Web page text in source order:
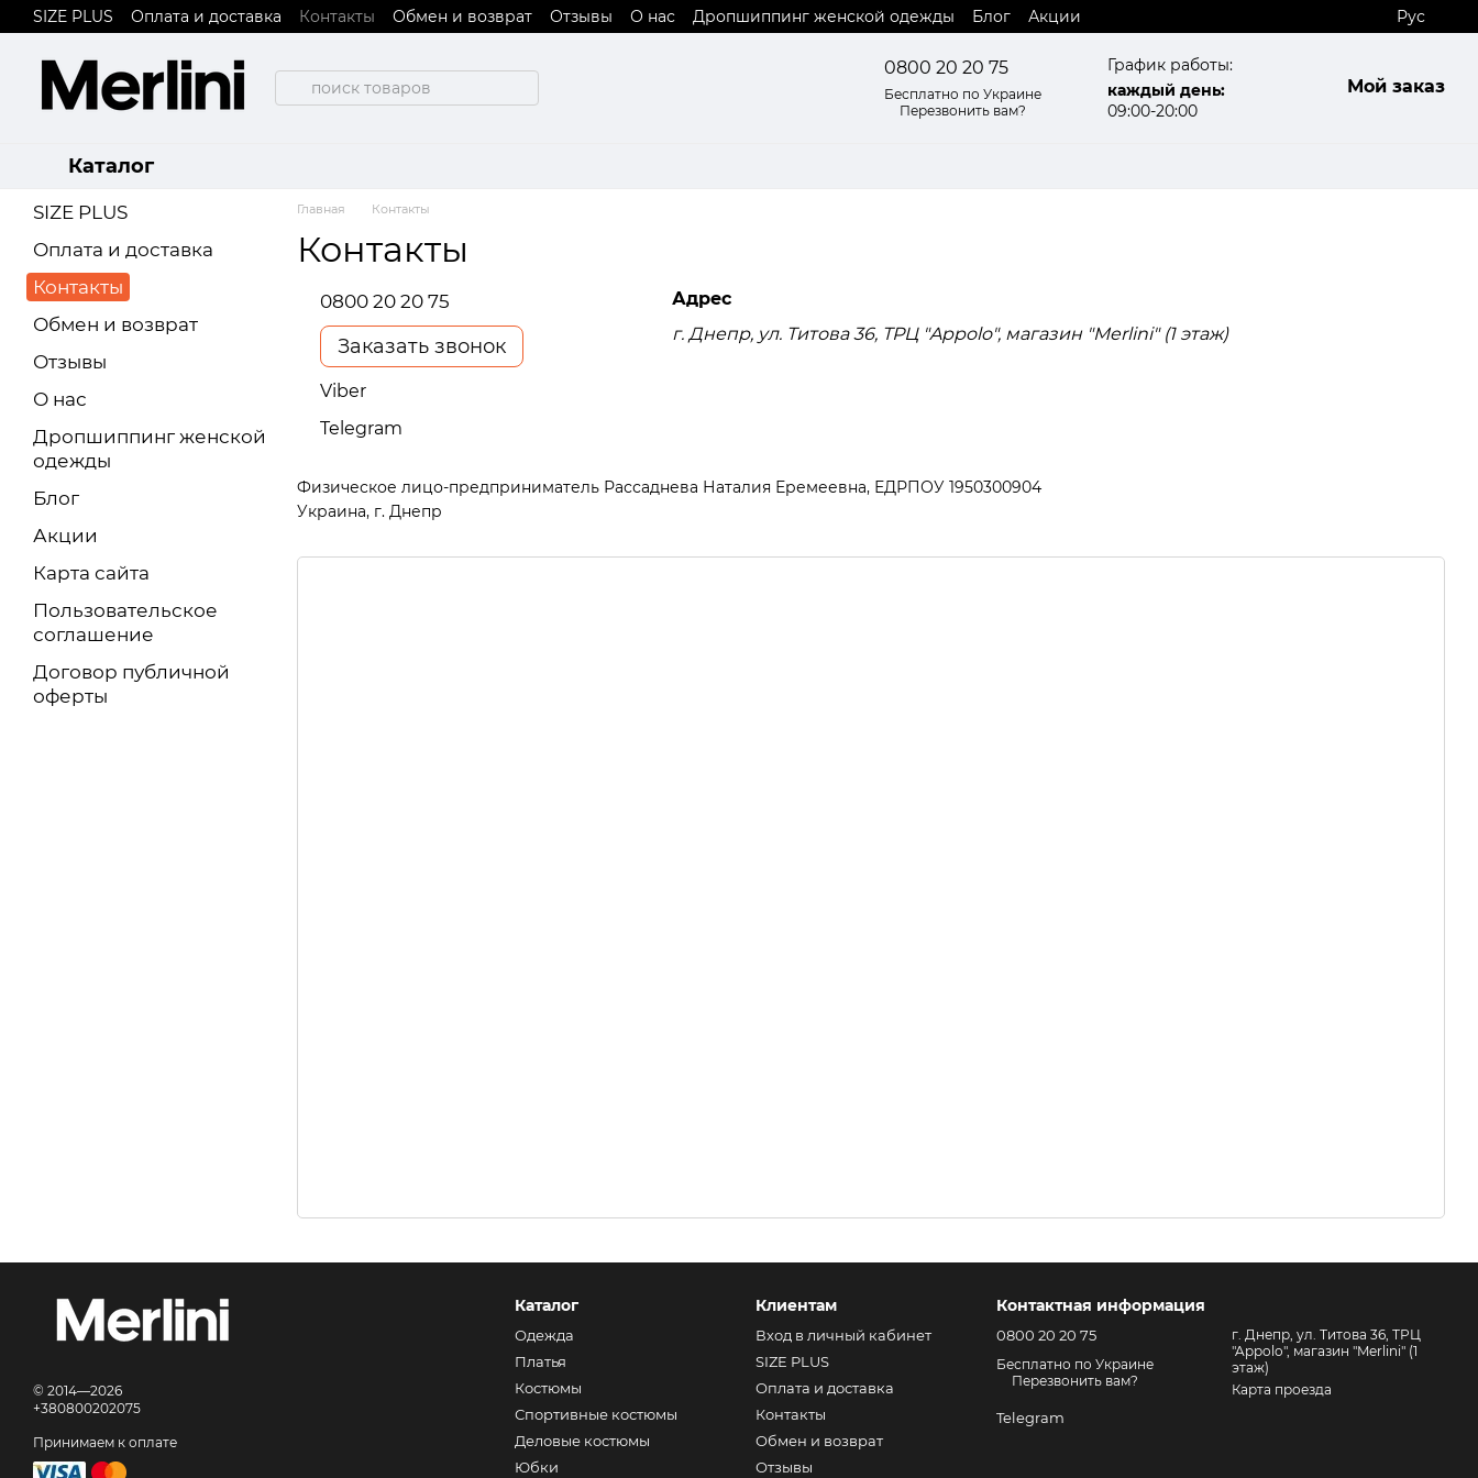
Перейти к основному контенту
SIZE PLUS Оплата и доставка Контакты Обмен и возврат Отзывы О нас Дропшиппинг женской одежды Блог
Акции
Пользовательское соглашение
Договор публичной оферты
Рус
0800 20 20 75
Бесплатно по Украине
Перезвонить вам?
График работы:
каждый день:
09:00-20:00
Мой заказ
Каталог
Главная Контакты
Контакты
0800 20 20 75
Заказать звонок
Viber
Telegram
Адрес
г. Днепр, ул. Титова 36, ТРЦ "Appolo", магазин "Merlini" (1 этаж)
Физическое лицо-предприниматель Рассаднева Наталия Еремеевна, ЕДРПОУ 1950300904
Украина, г. Днепр
SIZE PLUS
Оплата и доставка
Контакты
Обмен и возврат
Отзывы
О нас
Дропшиппинг женской
одежды
Блог
Акции
Карта сайта
Пользовательское
соглашение
Договор публичной
оферты
© 2014—2026
+380800202075
Принимаем к оплате
Каталог
Одежда
Платья
Костюмы
Спортивные костюмы
Деловые костюмы
Юбки
Клиентам
Вход в личный кабинет
SIZE PLUS
Оплата и доставка
Контакты
Обмен и возврат
Отзывы
Контактная информация
0800 20 20 75
Бесплатно по Украине
Перезвонить вам?
Telegram
г. Днепр, ул. Титова 36, ТРЦ
"Appolo", магазин "Merlini" (1
этаж)
Карта проезда